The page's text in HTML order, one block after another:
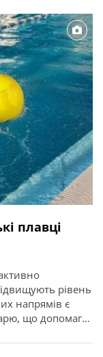
плавці
рівень
напрямів є
що допомагає